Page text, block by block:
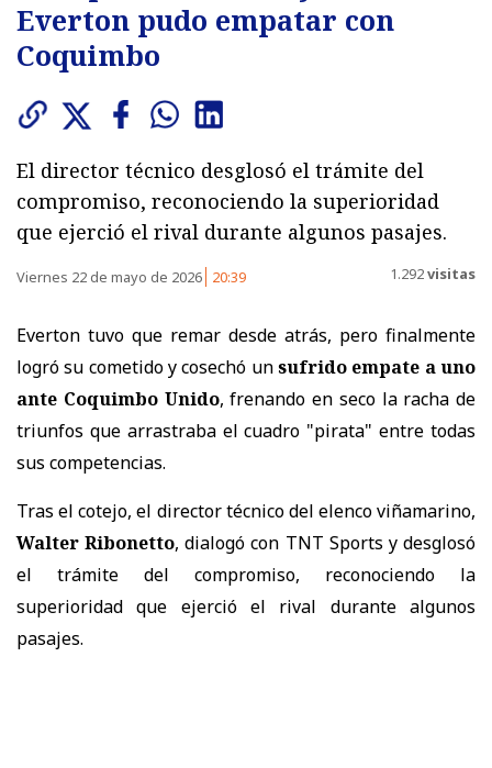
Everton pudo empatar con
Coquimbo
El director técnico desglosó el trámite del
compromiso, reconociendo la superioridad
que ejerció el rival durante algunos pasajes.
Viernes 22 de mayo de 2026 20:39 1.292visitas
Everton tuvo que remar desde atrás, pero finalmente
logró su cometido y cosechó unsufrido empate a uno
ante Coquimbo Unido, frenando en seco la racha de
triunfos que arrastraba el cuadro "pirata" entre todas
sus competencias.
Tras el cotejo, el director técnico del elenco viñamarino,
Walter Ribonetto, dialogó con TNT Sports y desglosó
el trámite del compromiso, reconociendo la
superioridad que ejerció el rival durante algunos
pasajes.